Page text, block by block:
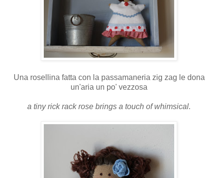
Una rosellina fatta con la passamaneria zig zag le dona
un'aria un po' vezzosa
a tiny rick rack rose brings a touch of whimsical.